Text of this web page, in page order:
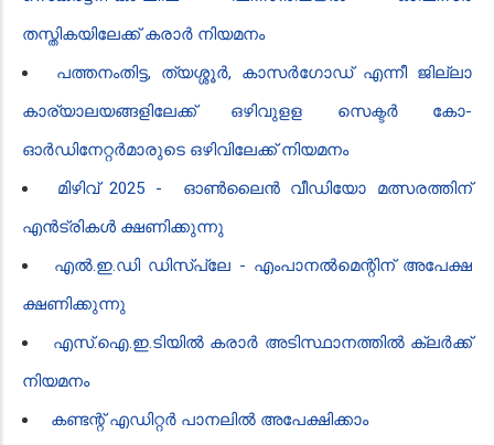
തസ്തികയിലേക്ക് കരാർ നിയമനം
പത്തനംതിട്ട, ത്യശ്ശൂർ, കാസർഗോഡ് എന്നീ ജില്ലാ
കാര്യാലയങ്ങളിലേക്ക് ഒഴിവുളള സെക്ടർ കോ-
ഓർഡിനേറ്റർമാരുടെ ഒഴി​വിലേക്ക് നിയമനം
മിഴിവ് 2025 - ഓൺ​ലൈൻ‍ വീ​ഡിയോ മത്സരത്തിന്
എൻ‍ട്രികൾ ക്ഷണിക്കുന്നു
എൽ.ഇ.ഡി ഡിസ്പ്ലേ - എംപാനൽമെന്റിന് അപേക്ഷ
ക്ഷണിക്കുന്നു
എസ്.ഐ.ഇ.ടിയിൽ കരാർ അടിസ്ഥാനത്തിൽ ക്ലർക്ക്
നിയമനം
കണ്ടന്റ് എഡിറ്റർ പാനലിൽ അപേക്ഷിക്കാം